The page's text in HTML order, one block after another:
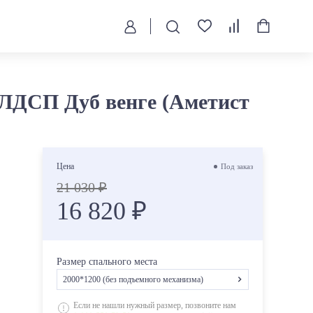
Дуб венге (Аметист
Цена Под заказ
21 030 ₽
16 820 ₽
Размер спального места
2000*1200 (без подъемного механизма)
2000*1200 (без подъемного механизма)
Если не нашли нужный размер, позвоните нам